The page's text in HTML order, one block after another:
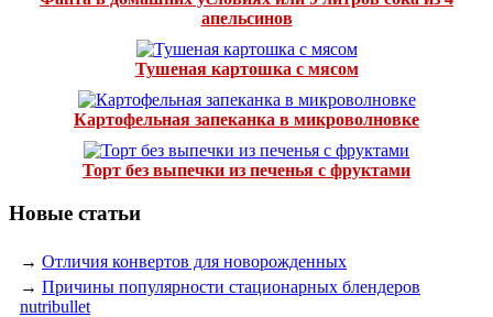
апельсинов
Тушеная картошка с мясом
Картофельная запеканка в микроволновке
Торт без выпечки из печенья с фруктами
Новые статьи
→ Отличия конвертов для новорожденных
→ Причины популярности стационарных блендеров
nutribullet